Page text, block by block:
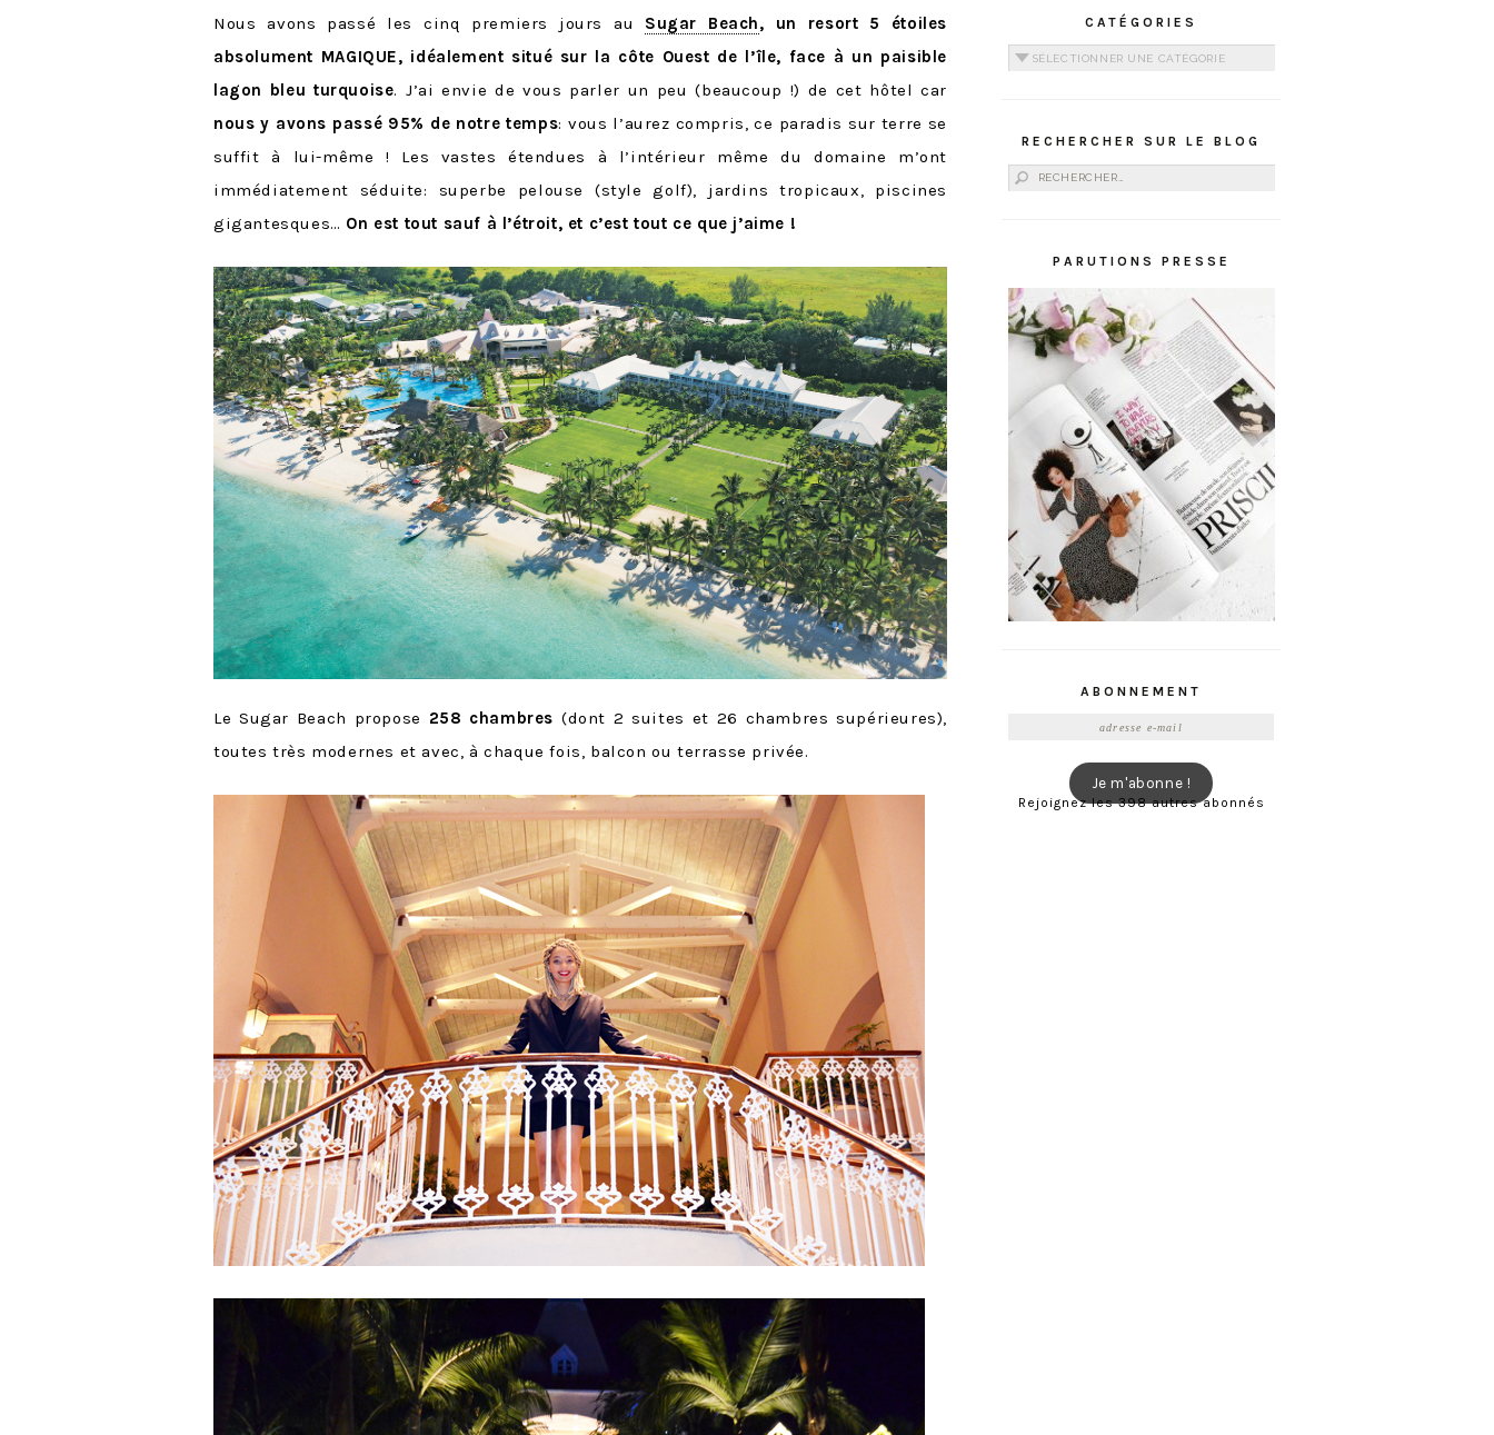
Nous avons passé les cinq premiers jours au Sugar Beach, un resort 5 étoiles
absolument MAGIQUE, idéalement situé sur la côte Ouest de l’île, face à un paisible
lagon bleu turquoise. J’ai envie de vous parler un peu (beaucoup !) de cet hôtel car
nous y avons passé 95% de notre temps: vous l’aurez compris, ce paradis sur terre se
suffit à lui-même ! Les vastes étendues à l’intérieur même du domaine m’ont
immédiatement séduite: superbe pelouse (style golf), jardins tropicaux, piscines
gigantesques… On est tout sauf à l’étroit, et c’est tout ce que j’aime !
Le Sugar Beach propose 258 chambres (dont 2 suites et 26 chambres supérieures),
toutes très modernes et avec, à chaque fois, balcon ou terrasse privée.
CATÉGORIES
Catégories
RECHERCHER SUR LE BLOG
Rechercher :
PARUTIONS PRESSE
ABONNEMENT
Je m'abonne !
Rejoignez les 398 autres abonnés